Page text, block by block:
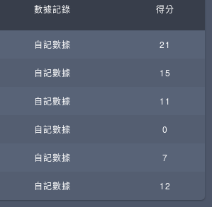
數據記錄 得分
自記數據 21
自記數據 15
自記數據 11
自記數據 0
自記數據 7
自記數據 12